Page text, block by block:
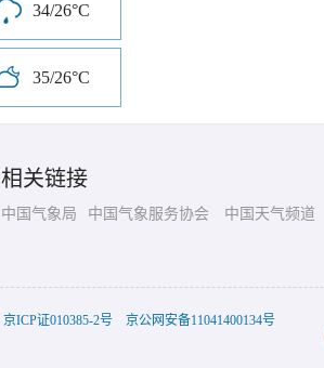
34/26°C
35/26°C
相关链接
中国气象局 中国气象服务协会 中国天气频道
京ICP证010385-2号 京公网安备11041400134号